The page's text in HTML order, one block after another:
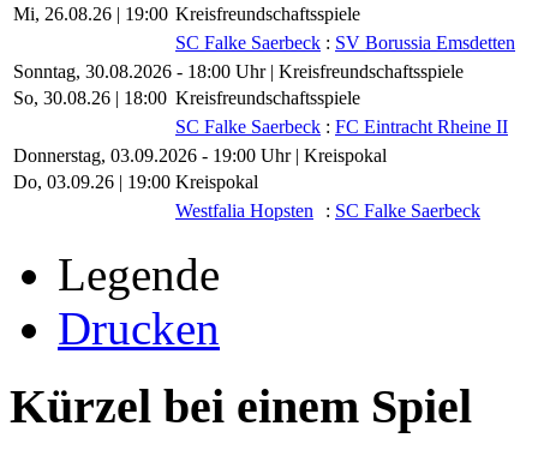
Mi, 26.08.26 | 19:00 Kreisfreundschaftsspiele
SC Falke Saerbeck : SV Borussia Emsdetten
Sonntag, 30.08.2026 - 18:00 Uhr | Kreisfreundschaftsspiele
So, 30.08.26 | 18:00 Kreisfreundschaftsspiele
SC Falke Saerbeck : FC Eintracht Rheine II
Donnerstag, 03.09.2026 - 19:00 Uhr | Kreispokal
Do, 03.09.26 | 19:00 Kreispokal
Westfalia Hopsten
: SC Falke Saerbeck
Legende
Drucken
Kürzel bei einem Spiel